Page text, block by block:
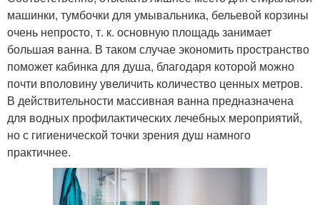
машинки, тумбочки для умывальника, бельевой корзины
очень непросто, т. к. основную площадь занимает
большая ванна. В таком случае экономить пространство
поможет кабинка для душа, благодаря которой можно
почти вполовину увеличить количество ценных метров.
В действительности массивная ванна предназначена
для водных профилактических лечебных мероприятий,
но с гигиенической точки зрения душ намного
практичнее.